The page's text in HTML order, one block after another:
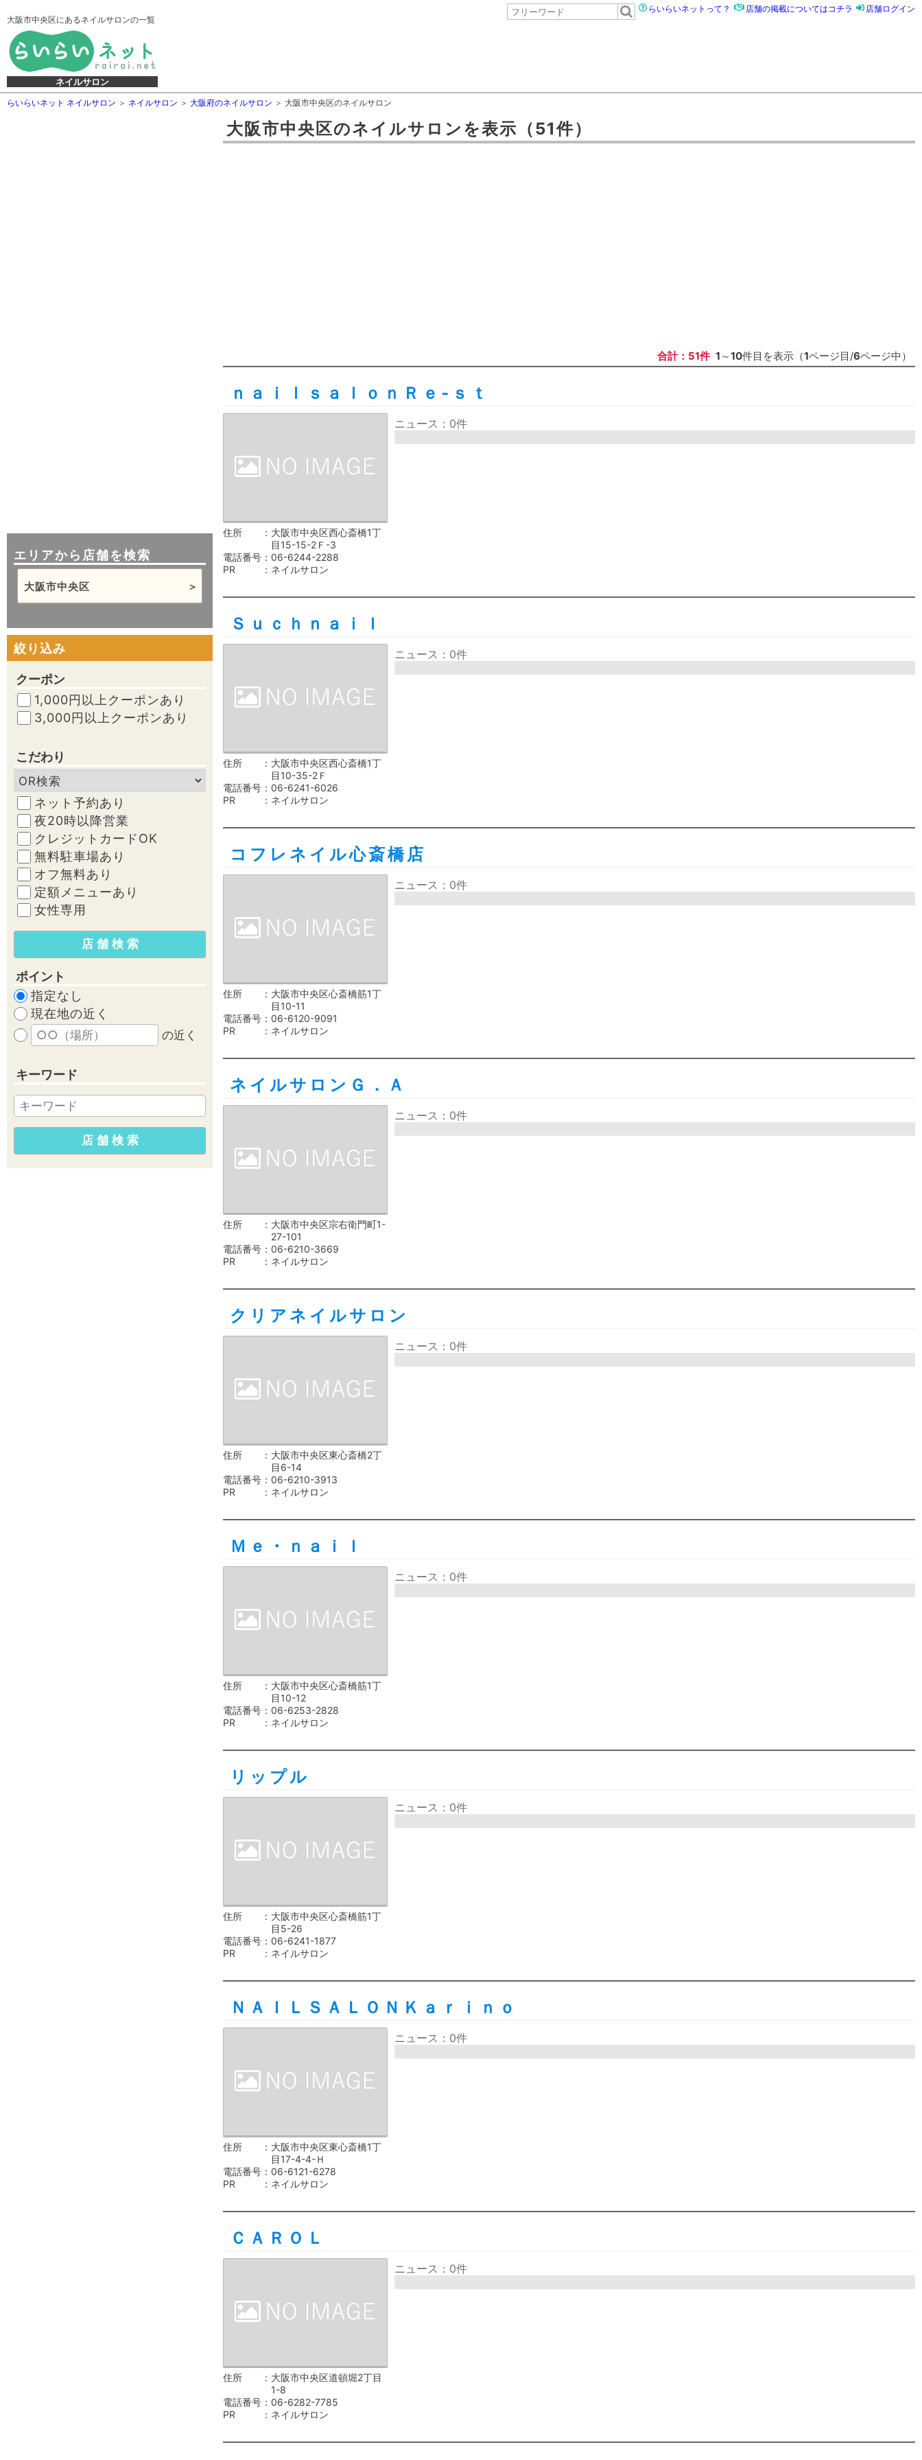
大阪市中央区にあるネイルサロンの一覧
ネイルサロン
らいらいネットって？ 店舗の掲載についてはコチラ 店舗ログイン
らいらいネット ネイルサロン ネイルサロン 大阪府のネイルサロン 大阪市中央区のネイルサロン
エリアから店舗を検索
大阪市中央区
絞り込み
クーポン
1,000円以上クーポンあり
3,000円以上クーポンあり
こだわり
ネット予約あり
夜20時以降営業
クレジットカードOK
無料駐車場あり
オフ無料あり
定額メニューあり
女性専用
ポイント
指定なし
現在地の近く
の近く
キーワード
大阪市中央区のネイルサロン を表示 （51件）
合計：51件 1 ～10件目を表示（1ページ目/6ページ中）
ｎａｉｌｓａｌｏｎＲｅ‐ｓｔ
住所
大阪市中央区西心斎橋1丁
目15-15-2Ｆ-3
電話番号
06-6244-2288
PR
ネイルサロン
ニュース：0件
Ｓｕｃｈｎａｉｌ
住所
大阪市中央区西心斎橋1丁
目10-35-2Ｆ
電話番号
06-6241-6026
PR
ネイルサロン
ニュース：0件
コフレネイル心斎橋店
住所
大阪市中央区心斎橋筋1丁
目10-11
電話番号
06-6120-9091
PR
ネイルサロン
ニュース：0件
ネイルサロンＧ．Ａ
住所
大阪市中央区宗右衛門町1-
27-101
電話番号
06-6210-3669
PR
ネイルサロン
ニュース：0件
クリアネイルサロン
住所
大阪市中央区東心斎橋2丁
目6-14
電話番号
06-6210-3913
PR
ネイルサロン
ニュース：0件
Ｍｅ・ｎａｉｌ
住所
大阪市中央区心斎橋筋1丁
目10-12
電話番号
06-6253-2828
PR
ネイルサロン
ニュース：0件
リップル
住所
大阪市中央区心斎橋筋1丁
目5-26
電話番号
06-6241-1877
PR
ネイルサロン
ニュース：0件
ＮＡＩＬＳＡＬＯＮＫａｒｉｎｏ
住所
大阪市中央区東心斎橋1丁
目17-4-4-Ｈ
電話番号
06-6121-6278
PR
ネイルサロン
ニュース：0件
ＣＡＲＯＬ
住所
大阪市中央区道頓堀2丁目
1-8
電話番号
06-6282-7785
PR
ネイルサロン
ニュース：0件